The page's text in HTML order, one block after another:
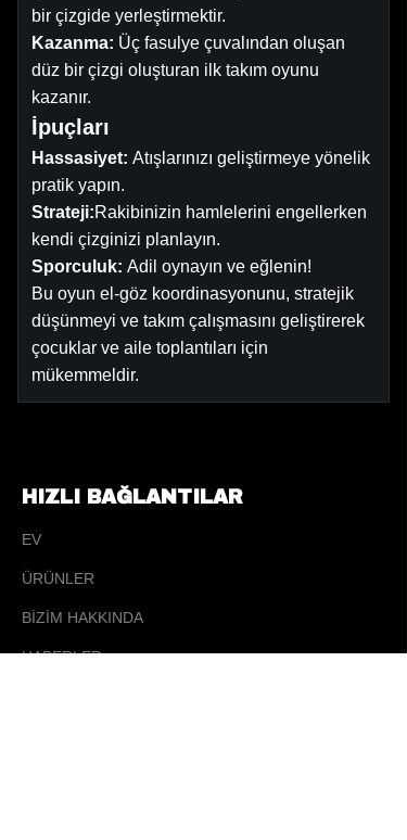
bir çizgide yerleştirmektir.
Kazanma: Üç fasulye çuvalından oluşan
düz bir çizgi oluşturan ilk takım oyunu
kazanır.
İpuçları
Hassasiyet: Atışlarınızı geliştirmeye yönelik
pratik yapın.
Strateji:Rakibinizin hamlelerini engellerken
kendi çizginizi planlayın.
Sporculuk: Adil oynayın ve eğlenin!
Bu oyun el-göz koordinasyonunu, stratejik
düşünmeyi ve takım çalışmasını geliştirerek
çocuklar ve aile toplantıları için
mükemmeldir.
HIZLI BAĞLANTILAR
EV
ÜRÜNLER
BİZİM HAKKINDA
HABERLER
TR